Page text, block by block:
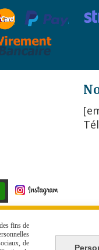
fins de
de